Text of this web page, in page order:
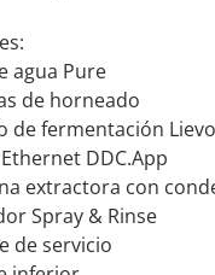
agua Pure
de horneado
de fermentación
DDC.App
extractora con
Spray & Rinse
de servicio